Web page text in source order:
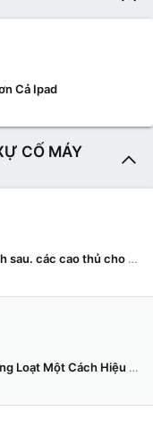
Cả Ipad
CỐ MÁY
Main GA không nhân cổng âm thanh sau. các cao thủ cho em hỏi đây là lỗi do card âm thanh hay do cổng âm thanh
Hướng Dẫn Tải Video Facebook Hàng Loạt Một Cách Hiệu Quả và Tiết Kiệm Thời Gian